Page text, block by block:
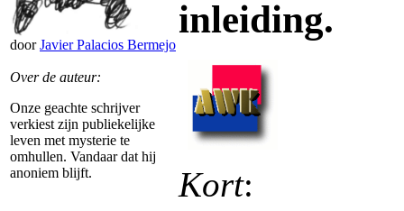
doorJavier Palacios Bermejo
Over de auteur:
Onze geachte schrijver
verkiest zijn publiekelijke
leven met mysterie te
omhullen. Vandaar dat hij
anoniem blijft.
inleiding.
Kort: